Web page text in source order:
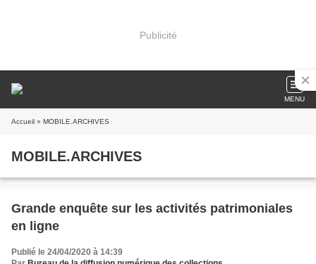
Publicité
MENU
Accueil » MOBILE.ARCHIVES
MOBILE.ARCHIVES
Grande enquête sur les activités patrimoniales
en ligne
Publié le 24/04/2020 à 14:39